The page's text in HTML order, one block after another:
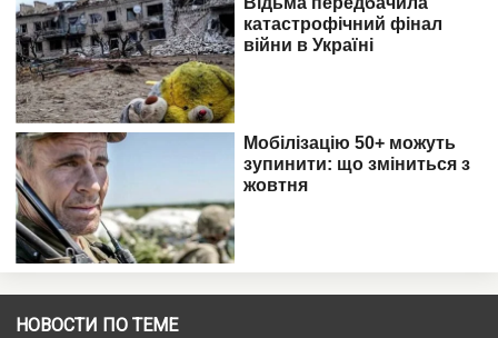
НОВОСТИ ПО ТЕМЕ